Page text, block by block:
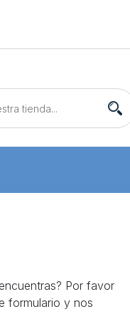
Por favor
formulario y nos